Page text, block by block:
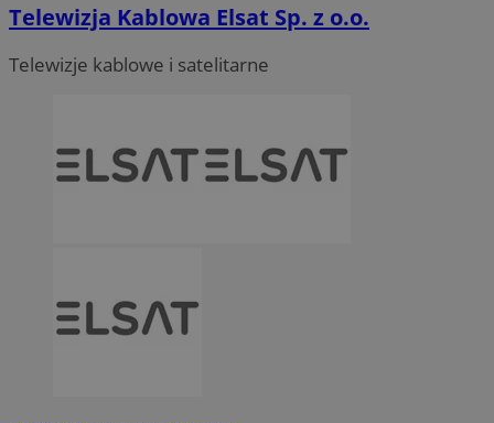
Telewizja Kablowa Elsat Sp. z o.o.
Telewizje kablowe i satelitarne